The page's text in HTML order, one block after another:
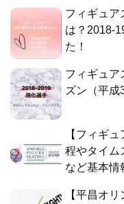
フィギュア
は？2018-
た！
フィギュア
ズン（平成
【フィギ
程やタイム
など基本情
【平昌オ